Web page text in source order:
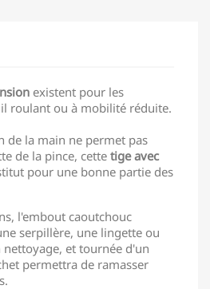
existent pour les
roulant ou à mobilité réduite.
de la main ne permet pas
de la pince, cette tige avec
pour une bonne partie des
l'embout caoutchouc
serpillère, une lingette ou
et tournée d'un
permettra de ramasser